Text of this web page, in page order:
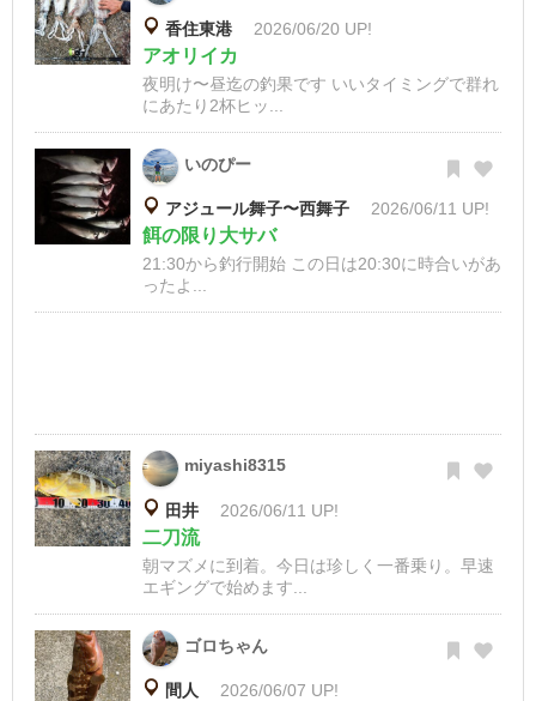
香住東港 2026/06/20 UP!
アオリイカ
夜明け〜昼迄の釣果です いいタイミングで群れ
にあたり2杯ヒッ...
いのぴー
アジュール舞子〜西舞子 2026/06/11 UP!
餌の限り大サバ
21:30から釣行開始 この日は20:30に時合いがあ
ったよ...
miyashi8315
田井 2026/06/11 UP!
二刀流
朝マズメに到着。今日は珍しく一番乗り。早速
エギングで始めます...
ゴロちゃん
間人 2026/06/07 UP!